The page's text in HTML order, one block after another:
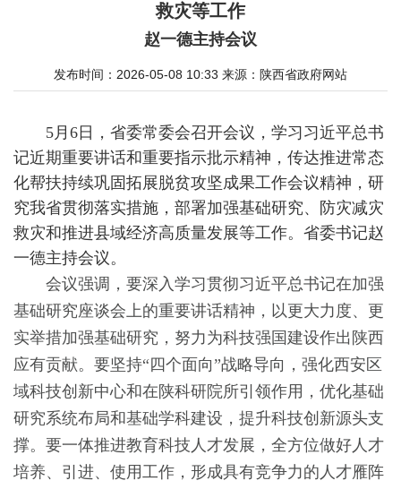
救灾等工作
赵一德主持会议
发布时间：2026-05-08 10:33 来源： 陕西省政府网站
5月6日，省委常委会召开会议，学习习近平总书
记近期重要讲话和重要指示批示精神，传达推进常态
化帮扶持续巩固拓展脱贫攻坚成果工作会议精神，研
究我省贯彻落实措施，部署加强基础研究、防灾减灾
救灾和推进县域经济高质量发展等工作。省委书记赵
一德主持会议。
会议强调，要深入学习贯彻习近平总书记在加强
基础研究座谈会上的重要讲话精神，以更大力度、更
实举措加强基础研究，努力为科技强国建设作出陕西
应有贡献。要坚持“四个面向”战略导向，强化西安区
域科技创新中心和在陕科研院所引领作用，优化基础
研究系统布局和基础学科建设，提升科技创新源头支
撑。要一体推进教育科技人才发展，全方位做好人才
培养、引进、使用工作，形成具有竞争力的人才雁阵